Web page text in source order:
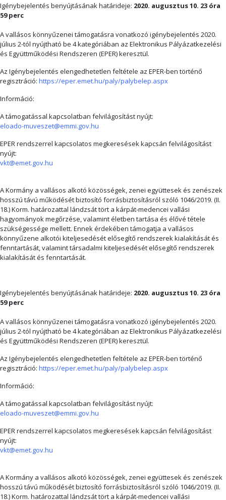
Igénybejelentés benyújtásának határideje: 2020. augusztus 10. 23 óra
59 perc
A vallásos könnyűzenei támogatásra vonatkozó igénybejelentés 2020.
július 2-tól nyújtható be 4 kategóriában az Elektronikus Pályázatkezelési
és Együttműködési Rendszeren (EPER) keresztül.
Az Igénybejelentés elengedhetetlen feltétele az EPER-ben történő
regisztráció: https://eper.emet.hu/paly/palybelep.aspx
Információ:
A támogatással kapcsolatban felvilágosítást nyújt:
eloado-muveszet@emmi.gov.hu
EPER rendszerrel kapcsolatos megkeresések kapcsán felvilágosítást
nyújt:
vkt@emet.gov.hu
A Kormány a vallásos alkotó közösségek, zenei együttesek és zenészek
hosszú távú működését biztosító forrásbiztosításról szóló 1046/2019. (II.
18.) Korm. határozattal lándzsát tört a kárpát-medencei vallási
hagyományok megőrzése, valamint életben tartása és élővé tétele
szükségessége mellett. Ennek érdekében támogatja a vallásos
könnyűzene alkotói kiteljesedését elősegítő rendszerek kialakítását és
fenntartását, valamint társadalmi kiteljesedését elősegítő rendszerek
kialakítását és fenntartását.
Igénybejelentés benyújtásának határideje: 2020. augusztus 10. 23 óra
59 perc
A vallásos könnyűzenei támogatásra vonatkozó igénybejelentés 2020.
július 2-tól nyújtható be 4 kategóriában az Elektronikus Pályázatkezelési
és Együttműködési Rendszeren (EPER) keresztül.
Az Igénybejelentés elengedhetetlen feltétele az EPER-ben történő
regisztráció: https://eper.emet.hu/paly/palybelep.aspx
Információ:
A támogatással kapcsolatban felvilágosítást nyújt:
eloado-muveszet@emmi.gov.hu
EPER rendszerrel kapcsolatos megkeresések kapcsán felvilágosítást
nyújt:
vkt@emet.gov.hu
A Kormány a vallásos alkotó közösségek, zenei együttesek és zenészek
hosszú távú működését biztosító forrásbiztosításról szóló 1046/2019. (II.
18.) Korm. határozattal lándzsát tört a kárpát-medencei vallási